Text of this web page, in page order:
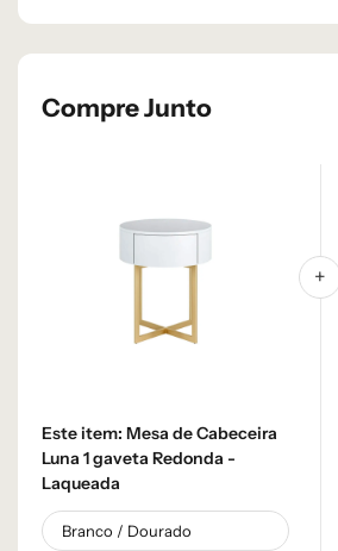
Compre Junto
Este item: Mesa de Cabeceira
Luna 1 gaveta Redonda -
Laqueada